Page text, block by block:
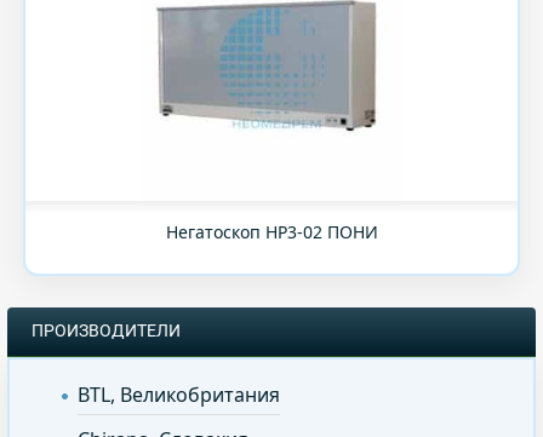
Негатоскоп НР3-02 ПОНИ
ПРОИЗВОДИТЕЛИ
BTL, Великобритания